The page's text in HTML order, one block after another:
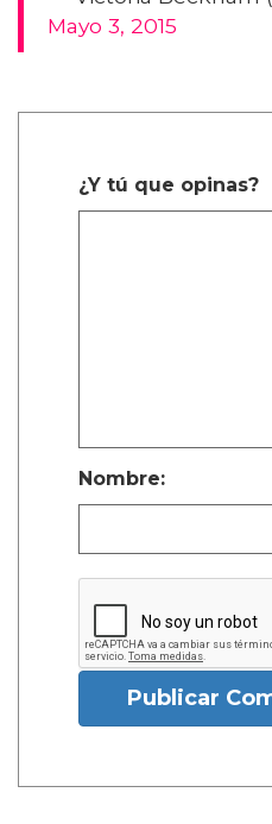
Mayo 3, 2015
¿Y tú que opinas?
Nombre:
Publicar